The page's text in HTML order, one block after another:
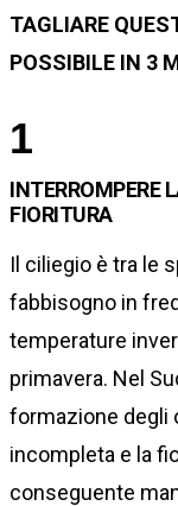
TAGLIARE
POSSIBILE IN 3
1
INTERROMPERE
FIORITURA
Il ciliegio è tra le
fabbisogno in
temperature
primavera. Nel
formazione degli
incompleta e la
conseguente